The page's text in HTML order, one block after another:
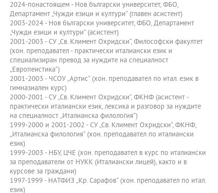
2024-понастоящем - Нов български университет, ФБО,
Департамент „Чужди езици и култури“ (главен асистент)
2003-2024 - Нов български университет, ФБО, Департамент
„Чужди езици и култури“ (асистент)
2001-2003 - СУ „Св. Климент Охридски“, Философски факултет
(хон. преподавател - практически италиански език и
специализиран превод за нуждите на специалност
„Европеистика“)
2001-2003 - ЧСОУ „Артис“ (хон. преподавател по итал. език в
гимназиален курс)
2000-2001 - СУ „Св. Климент Охридски“, ФКНФ (асистент -
практически италиански език, лексика и разговор за нуждите
на специалност „Италианска филология“)
1999-2000 и 2001-2002 - СУ „Св. Климент Охридски“, ФКНФ,
„Италианска филология“ (хон. преподавател по италиански
език)
1999-2003 - НБУ, ЦЧЕ (хон. преподавател в курс по италиански
за преподаватели от НУКК (Италиански лицей), както и в
курсове за граждани)
1997-1999 - НАТФИЗ „Кр. Сарафов“ (хон. преподавател по итал.
език)